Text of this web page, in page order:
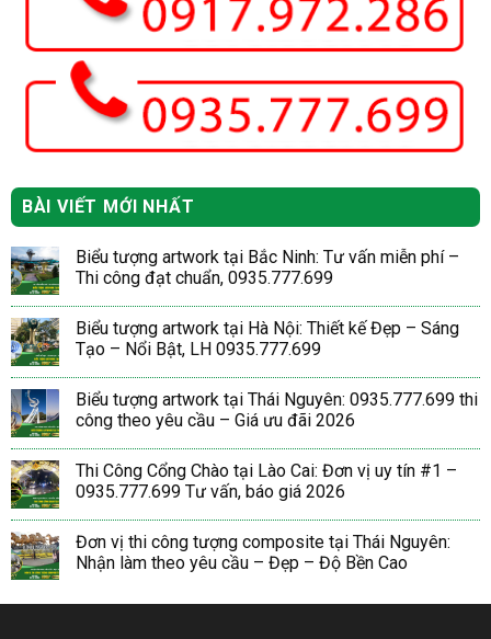
BÀI VIẾT MỚI NHẤT
Biểu tượng artwork tại Bắc Ninh: Tư vấn miễn phí –
Thi công đạt chuẩn, 0935.777.699
Biểu tượng artwork tại Hà Nội: Thiết kế Đẹp – Sáng
Tạo – Nổi Bật, LH 0935.777.699
Biểu tượng artwork tại Thái Nguyên: 0935.777.699 thi
công theo yêu cầu – Giá ưu đãi 2026
Thi Công Cổng Chào tại Lào Cai: Đơn vị uy tín #1 –
0935.777.699 Tư vấn, báo giá 2026
Đơn vị thi công tượng composite tại Thái Nguyên:
Nhận làm theo yêu cầu – Đẹp – Độ Bền Cao